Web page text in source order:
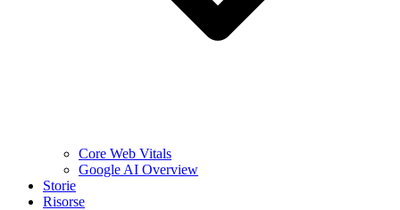
Core Web Vitals
Google AI Overview
Storie
Risorse